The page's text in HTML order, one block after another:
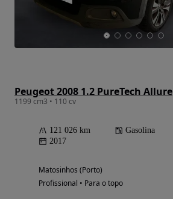
Peugeot 2008 1.2 PureTech Allure
1199 cm3 • 110 cv
121 026 km Gasolina
2017
Matosinhos (Porto)
Profissional • Para o topo